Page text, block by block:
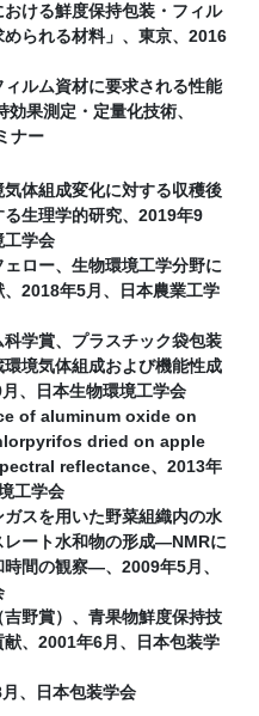
ける鮮度保持包装・フィル
られる材料」、東京、2016
ルム資材に要求される性能
効果測定・定量化技術、
ナー
体組成変化に対する収穫後
る生理学的研究、2019年9
工学会
ェロー、生物環境工学分野に
、2018年5月、日本農業工学
学賞、プラスチック袋包装
境気体組成および機能性成
、日本生物環境工学会
of aluminum oxide on
dried on apple
reflectance、2013年
工学会
スを用いた野菜組織内の水
レート水和物の形成―NMRに
間の観察―、2009年5月、
吉野賞）、青果物鮮度保持技
、2001年6月、日本包装学
、日本包装学会